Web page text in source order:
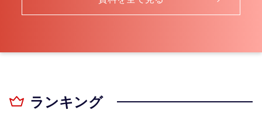
ランキング